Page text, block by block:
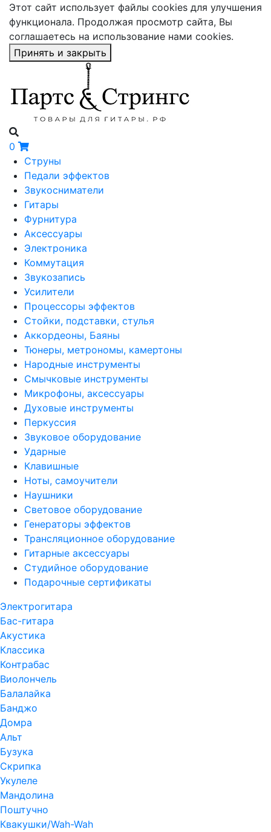
Этот сайт использует файлы cookies для улучшения
функционала. Продолжая просмотр сайта, Вы
соглашаетесь на использование нами cookies.
Принять и закрыть
0
Струны
Педали эффектов
Звукосниматели
Гитары
Фурнитура
Аксессуары
Электроника
Коммутация
Звукозапись
Усилители
Процессоры эффектов
Стойки, подставки, стулья
Аккордеоны, Баяны
Тюнеры, метрономы, камертоны
Народные инструменты
Смычковые инструменты
Микрофоны, аксессуары
Духовые инструменты
Перкуссия
Звуковое оборудование
Ударные
Клавишные
Ноты, самоучители
Наушники
Световое оборудование
Генераторы эффектов
Трансляционное оборудование
Гитарные аксессуары
Студийное оборудование
Подарочные сертификаты
Электрогитара
Бас-гитара
Акустика
Классика
Контрабас
Виолончель
Балалайка
Банджо
Домра
Альт
Бузука
Скрипка
Укулеле
Мандолина
Поштучно
Квакушки/Wah-Wah